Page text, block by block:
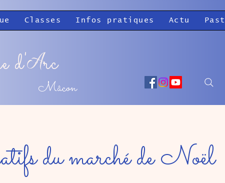
Classes Infos pratiques Actu
d'Arc
Mâcon
du marché de Noël